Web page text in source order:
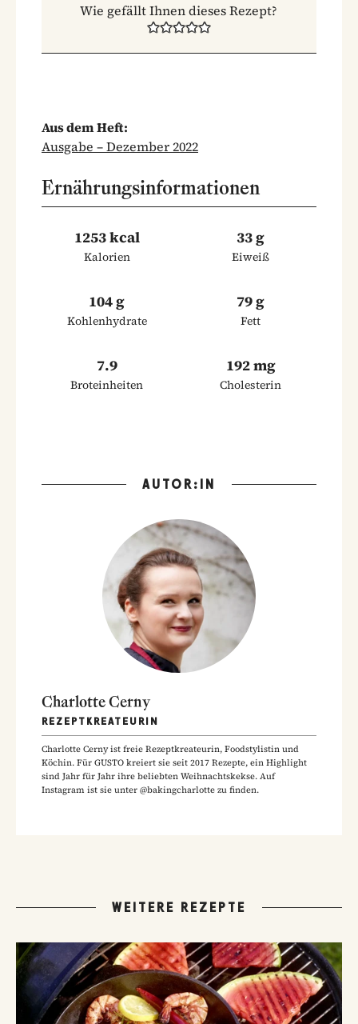
Wie gefällt Ihnen dieses Rezept?
Aus dem Heft:
Ausgabe – Dezember 2022
Ernährungsinformationen
1253 kcal
Kalorien
33 g
Eiweiß
104 g
Kohlenhydrate
79 g
Fett
7.9
Broteinheiten
192 mg
Cholesterin
AUTOR:IN
Charlotte Cerny
REZEPTKREATEURIN
Charlotte Cerny ist freie Rezeptkreateurin, Foodstylistin und
Köchin. Für GUSTO kreiert sie seit 2017 Rezepte, ein Highlight
sind Jahr für Jahr ihre beliebten Weihnachtskekse. Auf
Instagram ist sie unter @bakingcharlotte zu finden.
WEITERE REZEPTE